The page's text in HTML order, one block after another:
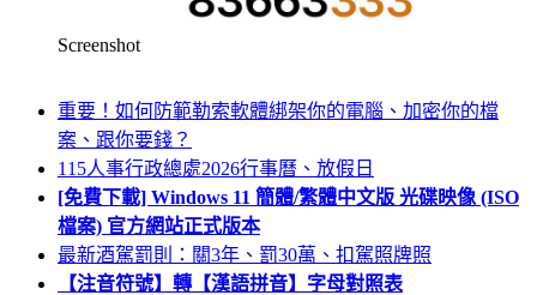
Screenshot
重要！如何防範勒索軟體綁架你的電腦、加密你的檔
案、跟你要錢？
115人事行政總處2026行事曆、放假日
[免費下載] Windows 11 簡體/繁體中文版 光碟映像 (ISO
檔案) 官方網站正式版本
最新酒駕罰則：關3年、罰30萬、扣駕照牌照
【注音符號】轉【漢語拼音】字母對照表